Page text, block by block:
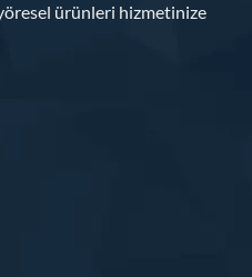
ürünleri hizmetinize